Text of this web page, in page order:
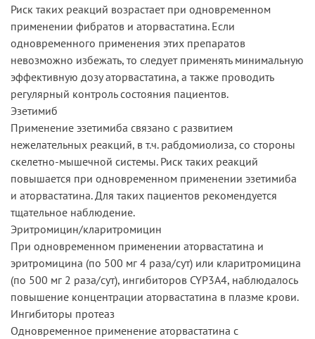
Риск таких реакций возрастает при одновременном
применении фибратов и аторвастатина. Если
одновременного применения этих препаратов
невозможно избежать, то следует применять минимальную
эффективную дозу аторвастатина, а также проводить
регулярный контроль состояния пациентов.
Эзетимиб
Применение эзетимиба связано с развитием
нежелательных реакций, в т.ч. рабдомиолиза, со стороны
скелетно-мышечной системы. Риск таких реакций
повышается при одновременном применении эзетимиба
и аторвастатина. Для таких пациентов рекомендуется
тщательное наблюдение.
Эритромицин/кларитромицин
При одновременном применении аторвастатина и
эритромицина (по 500 мг 4 раза/сут) или кларитромицина
(по 500 мг 2 раза/сут), ингибиторов CYP3А4, наблюдалось
повышение концентрации аторвастатина в плазме крови.
Ингибиторы протеаз
Одновременное применение аторвастатина с